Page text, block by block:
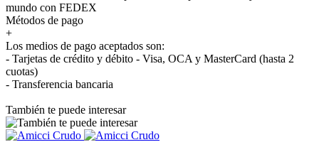
mundo con FEDEX
Métodos de pago
+
Los medios de pago aceptados son:
- Tarjetas de crédito y débito - Visa, OCA y MasterCard (hasta 2
cuotas)
- Transferencia bancaria
También te puede interesar